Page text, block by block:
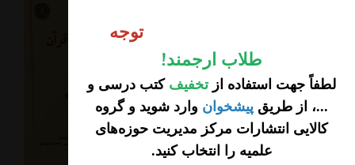
توجه
طلاب ارجمند!
لطفاً جهت استفاده از تخفیف کتب درسی و
...، از طریق پیشخوان وارد شوید و گروه
کالایی انتشارات مرکز مدیریت حوزه‌های
علمیه را انتخاب کنید. 15,000 تومان